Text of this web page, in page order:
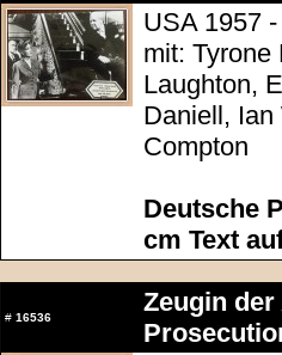
USA 1957
mit: Tyrone
Laughton,
Daniell, Ian
Compton
Deutsche
cm Text
# 16536
Zeugin